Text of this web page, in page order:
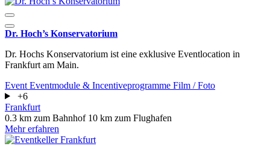
Dr. Hoch’s Konservatorium
​​​​​​​Dr. Hochs Konservatorium ist eine exklusive Eventlocation in
Frankfurt am Main.
Event Eventmodule & Incentiveprogramme Film / Foto
+6
Frankfurt
0.3 km zum Bahnhof 10 km zum Flughafen
Mehr erfahren